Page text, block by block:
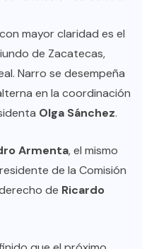
mayor claridad es el
de Zacatecas,
Narro se desempeña
en la coordinación
Olga Sánchez.
Armenta, el mismo
de la Comisión
de Ricardo